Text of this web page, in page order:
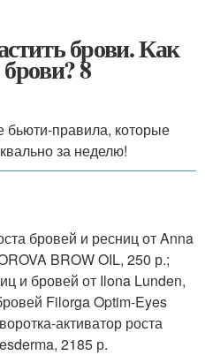
брови. Как
8
правила, которые
за неделю!
бровей и ресниц от Anna
BROW OIL, 250 р.;
и бровей от Ilona Lunden,
Filorga Optim-Eyes
активатор роста
2185 р.